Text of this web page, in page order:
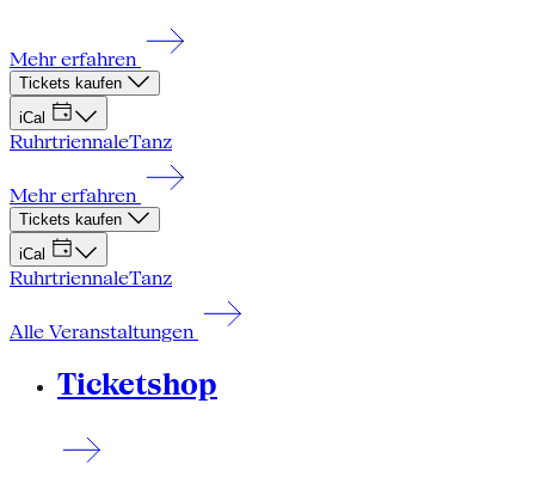
Mehr erfahren
Tickets kaufen
iCal
RuhrtriennaleTanz
Mehr erfahren
Tickets kaufen
iCal
RuhrtriennaleTanz
Alle Veranstaltungen
Ticketshop